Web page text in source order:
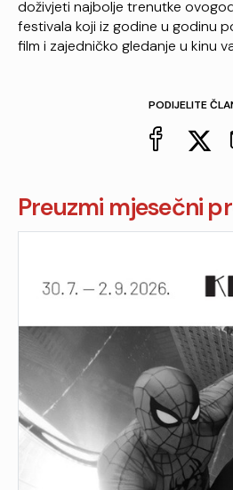
doživjeti najbolje trenutke
festivala koji iz godine u godinu
film i zajedničko gledanje u kinu
PODIJELITE
Preuzmi mjesečni